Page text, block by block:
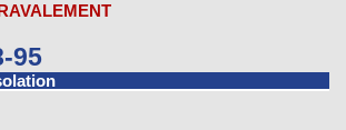
95